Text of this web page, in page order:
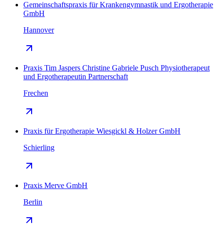
Gemeinschaftspraxis für Krankengymnastik und Ergotherapie
GmbH
Hannover
Praxis Tim Jaspers Christine Gabriele Pusch Physiotherapeut
und Ergotherapeutin Partnerschaft
Frechen
Praxis für Ergotherapie Wiesgickl & Holzer GmbH
Schierling
Praxis Merve GmbH
Berlin